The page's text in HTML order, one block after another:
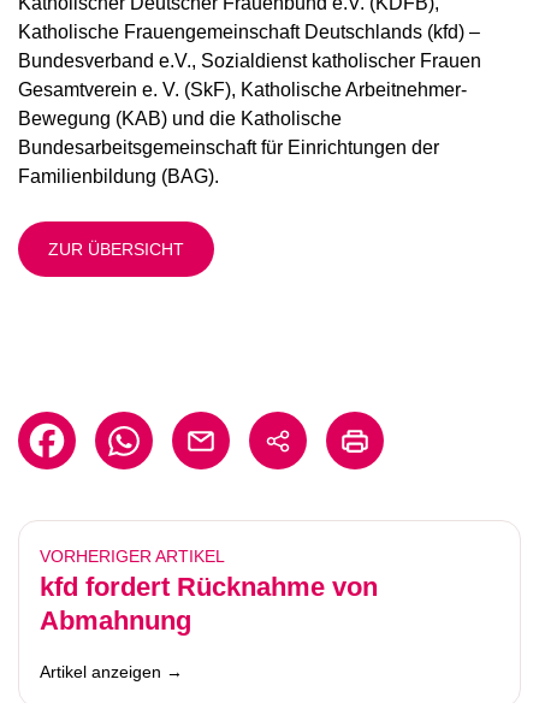
Katholische Frauengemeinschaft Deutschlands (kfd) –
Bundesverband e.V., Sozialdienst katholischer Frauen
Gesamtverein e. V. (SkF), Katholische Arbeitnehmer-
Bewegung (KAB) und die Katholische
Bundesarbeitsgemeinschaft für Einrichtungen der
Familienbildung (BAG).
ZUR ÜBERSICHT
VORHERIGER ARTIKEL
kfd fordert Rücknahme von
Abmahnung
Artikel anzeigen →